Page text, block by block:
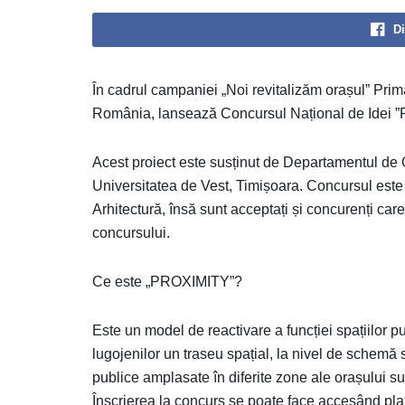
În cadrul campaniei „Noi revitalizăm orașul”
România, lansează Concursul Național de Idei
Acest proiect este susținut de Departamentul
Universitatea de Vest, Timișoara. Concursul
Arhitectură, însă sunt acceptați și concurenți
concursului.
Ce este „PROXIMITY”?
Este un model de reactivare a funcției spațiilor
lugojenilor un traseu spațial, la nivel de
publice amplasate în diferite zone ale orașului
Înscrierea la concurs se poate face accesând